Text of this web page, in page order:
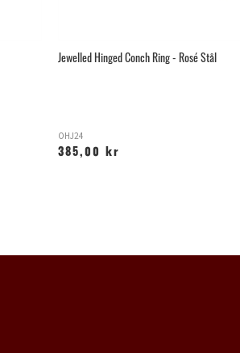
Jewelled Hinged Conch Ring - Rosé Stål
OHJ24
385,00 kr